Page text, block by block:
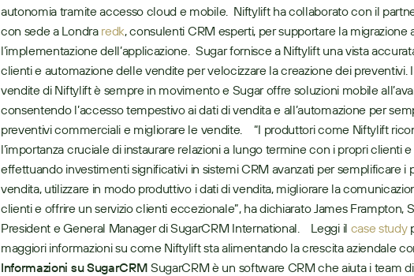
autonomia tramite accesso cloud e mobile.  Niftylift ha collaborato con il
con sede a Londra redk, consulenti CRM esperti, per supportare la migrazione
l’implementazione dell’applicazione.  Sugar fornisce a Niftylift una vista
clienti e automazione delle vendite per velocizzare la creazione dei preventivi.
vendite di Niftylift è sempre in movimento e Sugar offre soluzioni mobile
consentendo l’accesso tempestivo ai dati di vendita e all’automazione per
preventivi commerciali e migliorare le vendite.    “I produttori come Niftylift
l’importanza cruciale di instaurare relazioni a lungo termine con i propri clienti
effettuando investimenti significativi in sistemi CRM avanzati per semplificare i
vendita, utilizzare in modo produttivo i dati di vendita, migliorare la
clienti e offrire un servizio clienti eccezionale”, ha dichiarato James Frampton,
President e General Manager di SugarCRM International.    Leggi il case study
Informazioni su SugarCRM SugarCRM è un software CRM che aiuta i team